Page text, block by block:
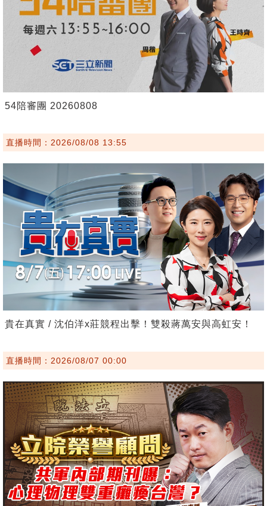
54陪審團 20260808
直播時間：2026/08/08 13:55
貴在真實 / 沈伯洋x莊競程出擊！雙殺蔣萬安與高虹安！
直播時間：2026/08/07 00:00